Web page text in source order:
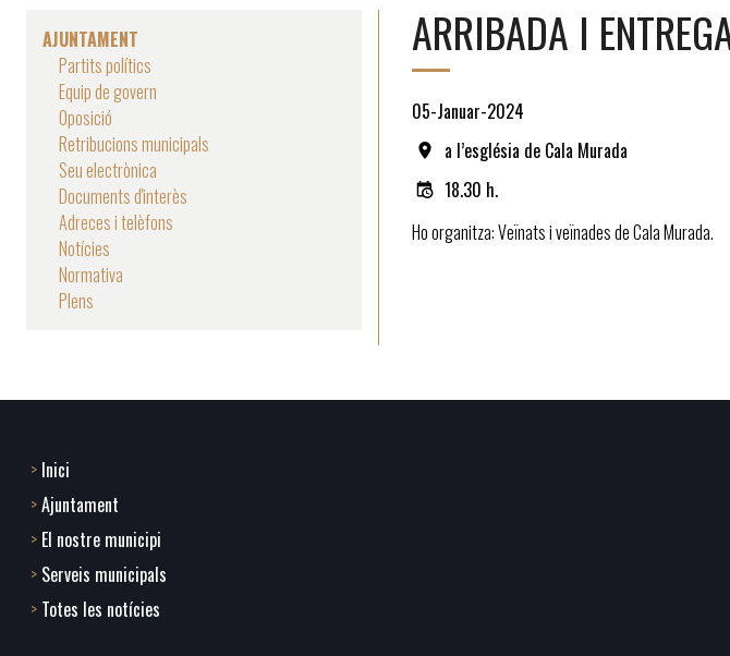
AJUNTAMENT
Partits polítics
Equip de govern
Oposició
Retribucions municipals
Seu electrònica
Documents d'interès
Adreces i telèfons
Notícies
Normativa
Plens
ARRIBADA I
05-Januar-2024
a l’església de Cala Murada
18.30 h.
Ho organitza: Veïnats i veïnades de Cala Murada.
Footer
menu
1
Inici
Ajuntament
El nostre municipi
Serveis municipals
Totes les notícies